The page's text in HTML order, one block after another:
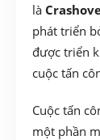
là
phát triển
được triển
cuộc tấn
Cuộc tấn
một phần